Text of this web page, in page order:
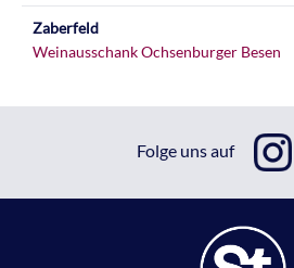
Zaberfeld
Weinausschank Ochsenburger Besen
Folge uns auf